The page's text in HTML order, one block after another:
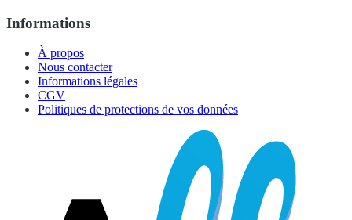
Informations
À propos
Nous contacter
Informations légales
CGV
Politiques de protections de vos données